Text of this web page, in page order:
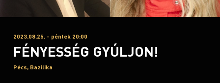
2023.08.25. - péntek 20:00
FÉNYESSÉG GYÚLJON!
Pécs, Bazilika